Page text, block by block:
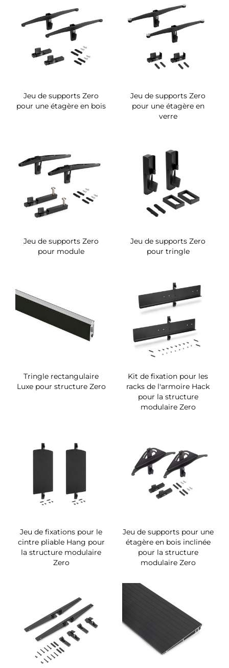
Jeu de supports Zero
pour une étagère en bois
Jeu de supports Zero
pour une étagère en
verre
Jeu de supports Zero
pour module
Jeu de supports Zero
pour tringle
Tringle rectangulaire
Luxe pour structure Zero
Kit de fixation pour les
racks de l'armoire Hack
pour la structure
modulaire Zero
Jeu de fixations pour le
cintre pliable Hang pour
la structure modulaire
Zero
Jeu de supports pour une
étagère en bois inclinée
pour la structure
modulaire Zero